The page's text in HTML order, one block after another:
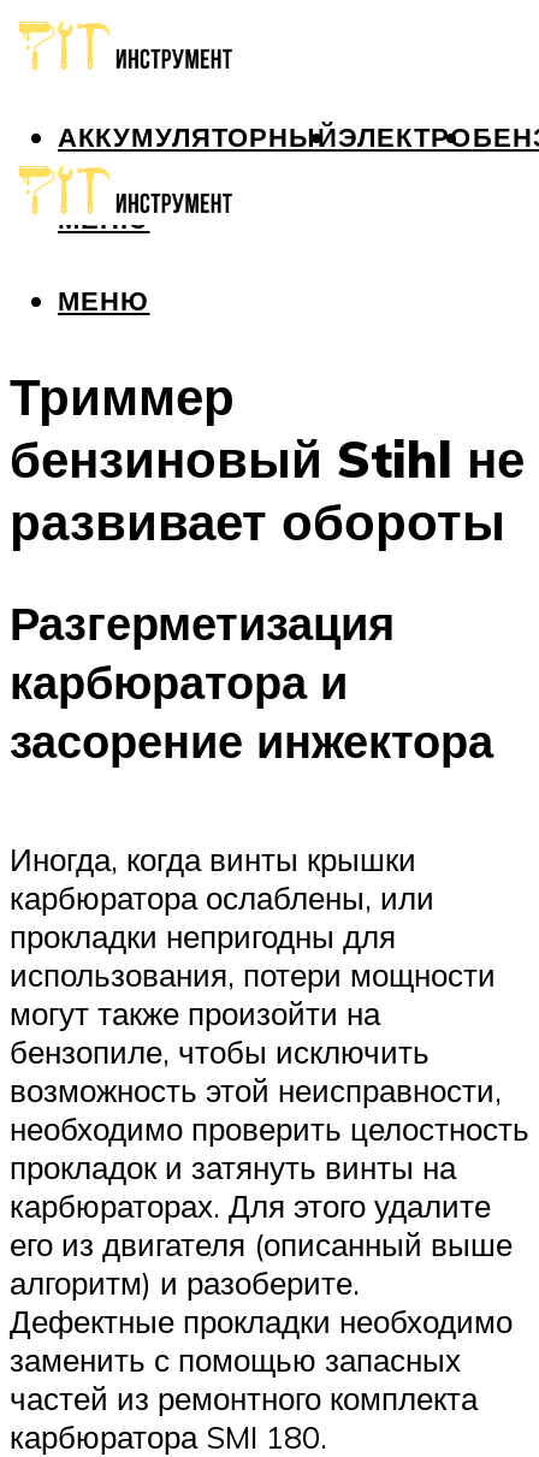
АККУМУЛЯТОРНЫЙЭЛЕКТРО
МЕНЮ
МЕНЮ
Триммер
бензиновый Stihl не
развивает обороты
Разгерметизация
карбюратора и
засорение инжектора
Иногда, когда винты крышки
карбюратора ослаблены, или
прокладки непригодны для
использования, потери мощности
могут также произойти на
бензопиле, чтобы исключить
возможность этой неисправности,
необходимо проверить целостность
прокладок и затянуть винты на
карбюраторах. Для этого удалите
его из двигателя (описанный выше
алгоритм) и разоберите.
Дефектные прокладки необходимо
заменить с помощью запасных
частей из ремонтного комплекта
карбюратора SMI 180.